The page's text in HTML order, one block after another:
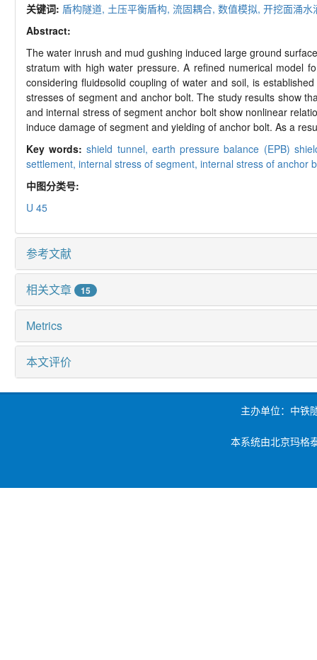
关键词: 盾构隧道, 土压平衡盾构, 流固耦合, 数值模拟, 开挖面涌
Abstract:
The water inrush and mud gushing induced large ground
stratum with high water pressure. A refined numerical model
considering fluidsolid coupling of water and soil, is
stresses of segment and anchor bolt. The study results show
and internal stress of segment anchor bolt show nonlinear
induce damage of segment and yielding of anchor bolt. As a
Key words:shield tunnel, earth pressure balance (EPB)
settlement, internal stress of segment, internal stress of anchor
中图分类号:
U 45
参考文献
相关文章 15
Metrics
本文评价
主办单位：中铁
本系统由北京玛格